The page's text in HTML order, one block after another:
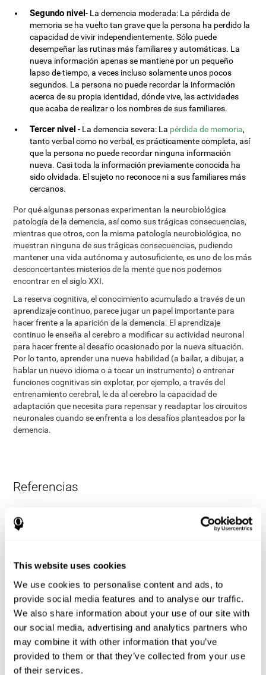
This website uses cookies
We use cookies to personalise content and ads, to
provide social media features and to analyse our traffic.
We also share information about your use of our site with
our social media, advertising and analytics partners who
may combine it with other information that you’ve
provided to them or that they’ve collected from your use
of their services.
Segundo nivel- La demencia moderada: La pérdida de
memoria se ha vuelto tan grave que la persona ha perdido la
capacidad de vivir independientemente. Sólo puede
desempeñar las rutinas más familiares y automáticas. La
nueva información apenas se mantiene por un pequeño
lapso de tiempo, a veces incluso solamente unos pocos
segundos. La persona no puede recordar la información
acerca de su propia identidad, dónde vive, las actividades
que acaba de realizar o los nombres de sus familiares.
Tercer nivel - La demencia severa: La pérdida de memoria,
tanto verbal como no verbal, es prácticamente completa, así
que la persona no puede recordar ninguna información
nueva. Casi toda la información previamente conocida ha
sido olvidada. El sujeto no reconoce ni a sus familiares más
cercanos.
Por qué algunas personas experimentan la neurobiológica
patología de la demencia, así como sus trágicas consecuencias,
mientras que otros, con la misma patología neurobiológica, no
muestran ninguna de sus trágicas consecuencias, pudiendo
mantener una vida autónoma y autosuficiente, es uno de los más
desconcertantes misterios de la mente que nos podemos
encontrar en el siglo XXI.
La reserva cognitiva, el conocimiento acumulado a través de un
aprendizaje continuo, parece jugar un papel importante para
hacer frente a la aparición de la demencia. El aprendizaje
continuo le enseña al cerebro a modificar su actividad neuronal
para hacer frente al desafío ocasionado por la nueva situación.
Por lo tanto, aprender una nueva habilidad (a bailar, a dibujar, a
hablar un nuevo idioma o a tocar un instrumento) o entrenar
funciones cognitivas sin explotar, por ejemplo, a través del
entrenamiento cerebral, le da al cerebro la capacidad de
adaptación que necesita para repensar y readaptar los circuitos
neuronales cuando se enfrenta a los desafíos planteados por la
demencia.
Referencias
Bucher, Aubrey French, Sara Horton, Rachel F. Loefflad, Phillip
American Journal of Alzheimer’s Disease & Other Dementias
2014; doi: 10.1177/1533317514539376
Korczyn dC, Peretz C, Aharonson V, et al. - El programa
informático de entrenamiento cognitivo CogniFit produce una
mejora mayor en el rendimiento cognitivo que los clásicos juegos
de ordenador: Estudio prospectivo, aleatorizado, doble ciego de
intervención en los ancianos. Alzheimer y Demencia: El diario de
la Asociación de Alzheimer de 2007, tres (3): S171.
Shatil E, Korczyn dC, Peretz C, et al. - Mejorar el rendimiento